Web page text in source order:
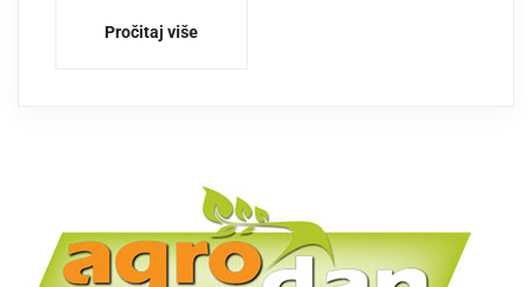
Pročitaj više